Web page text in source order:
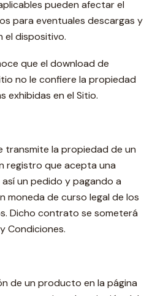
pueden afectar el
para eventuales descargas y
el dispositivo.
que el download de
no le confiere la propiedad
exhibidas en el Sitio.
transmite la propiedad de un
registro que acepta una
un pedido y pagando a
moneda de curso legal de los
Dicho contrato se someterá
Condiciones.
de un producto en la página